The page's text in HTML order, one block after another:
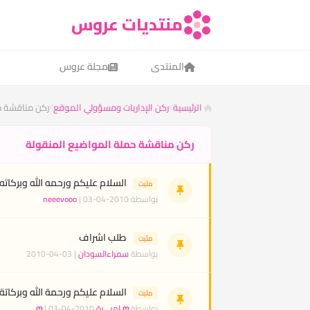
منتديات عروس
المنتدى مجلة عروس
الرئيسية ركن الإداريات ومسؤولي الموقع ركن مناقشة
ركن مناقشة حملة المواضيع المنقولة
مثبت السلام عليكم ورحمه الله وبركاته
بواسطة neeevooo| 03-04-2010
مثبت طلب اشراف
بواسطةسمراءالسودان| 03-04-2010
مثبت السلام عليكم ورحمة الله وبركاتة